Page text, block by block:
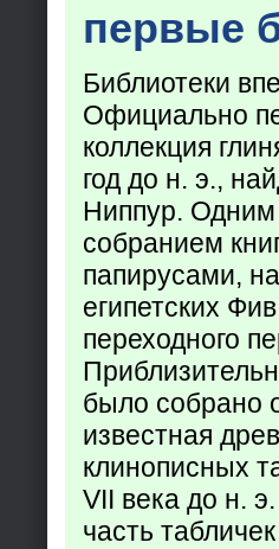
первые
Библиотеки
Официально
коллекция
год до н. э.,
Ниппур.
собранием
папирусами,
египетских
переходного
было собрано
известная
клинописных
VII века до н.
часть